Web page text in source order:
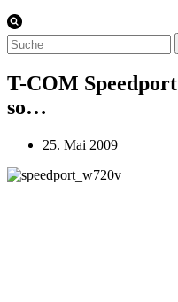
Suchen
nach …
T-COM
so…
25. Mai 2009